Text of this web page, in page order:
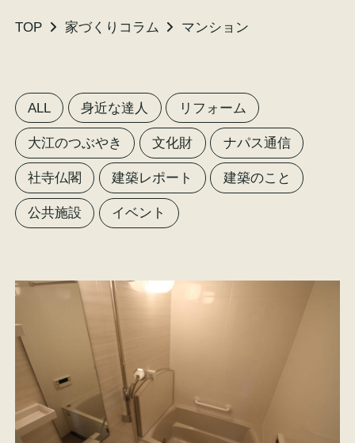
TOP 家づくりコラム マンション
ALL 身近な達人 リフォーム
大江のつぶやき 文化財 ナパス通信
社寺仏閣 建築レポート 建築のこと
公共施設 イベント
会社概要
スタッフ紹介
家づくりコラム
イベント情報
資料請求